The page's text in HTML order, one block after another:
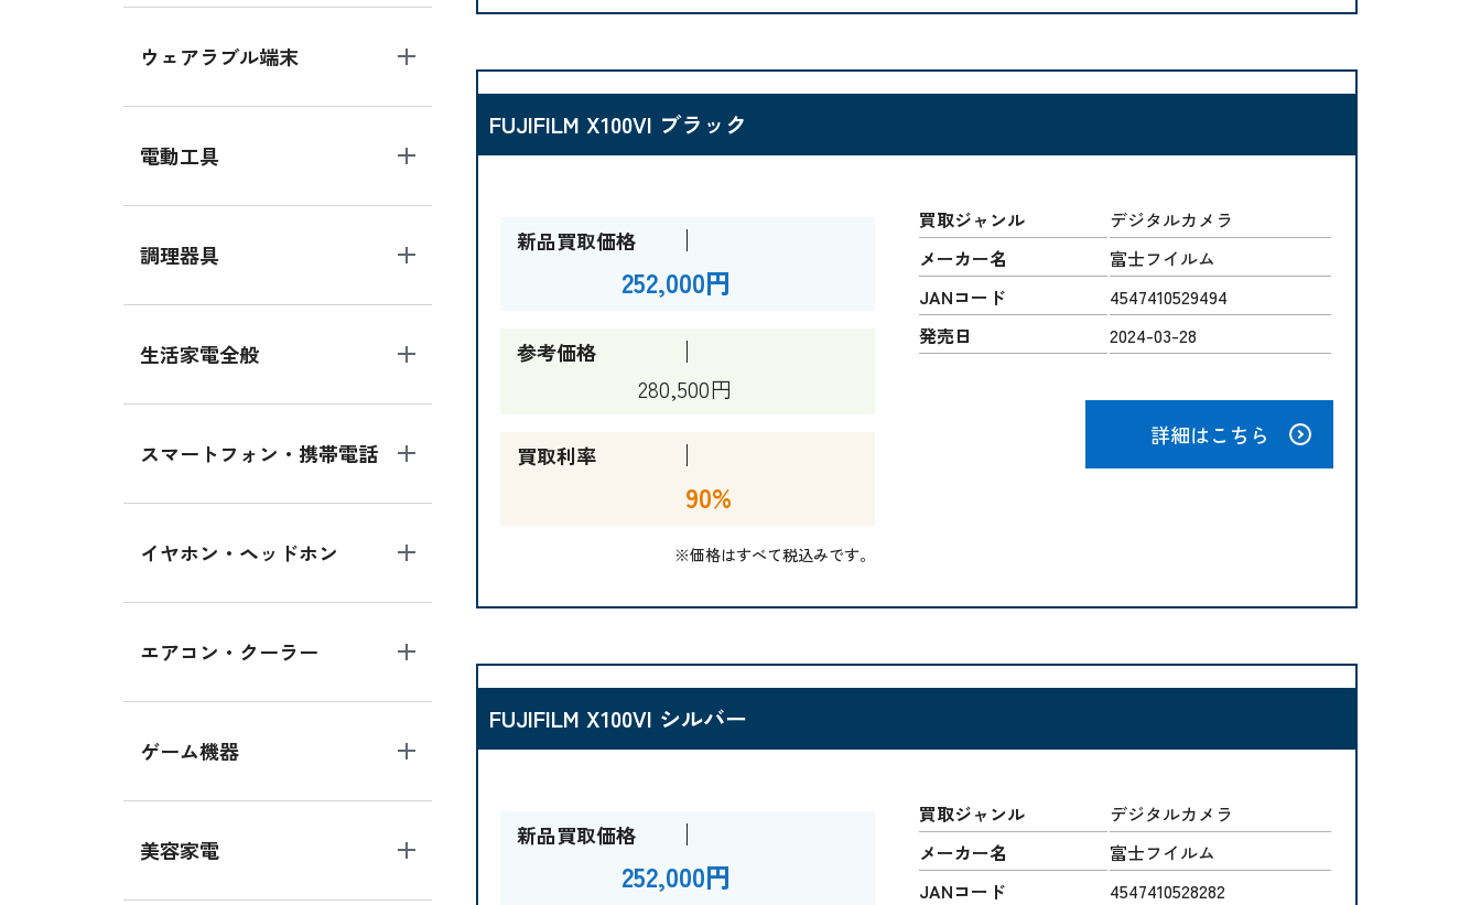
ウェアラブル端末
電動工具
調理器具
生活家電全般
スマートフォン・携帯電話
イヤホン・ヘッドホン
エアコン・クーラー
ゲーム機器
美容家電
FUJIFILM X100VI ブラック
新品買取価格
252,000円
参考価格
280,500円
買取利率
90%
※価格はすべて税込みです。
買取ジャンル
デジタルカメラ
メーカー名
富士フイルム
JANコード
4547410529494
発売日
2024-03-28
詳細はこちら
FUJIFILM X100VI シルバー
新品買取価格
252,000円
買取ジャンル
デジタルカメラ
メーカー名
富士フイルム
JANコード
4547410528282